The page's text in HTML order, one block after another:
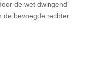
de wet dwingend
de bevoegde rechter